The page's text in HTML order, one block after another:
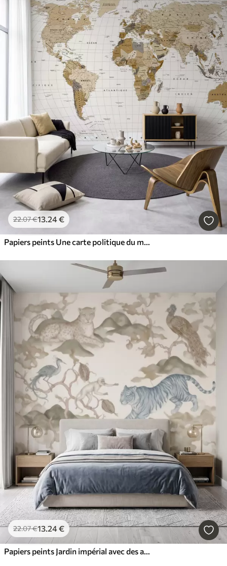
22.07€13.24€
Papiers peints Une carte politique du monde de couleur marron, avec des drapeaux en français
22.07€13.24€
Papiers peints Jardin impérial avec des animaux de style oriental : singe, léopard, tigre, paon et héron